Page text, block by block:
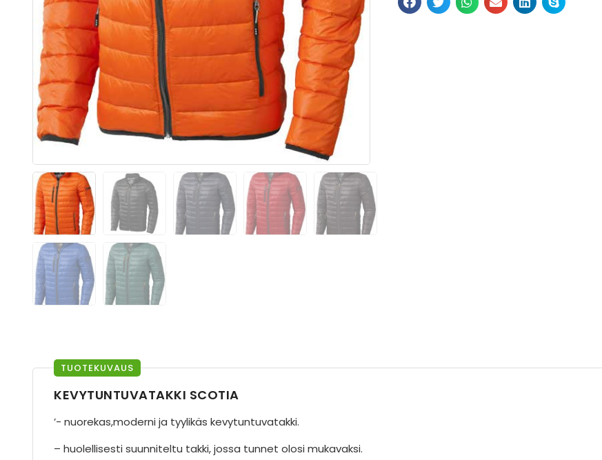
TUOTEKUVAUS
KEVYTUNTUVATAKKI SCOTIA
’- nuorekas,moderni ja tyylikäs kevytuntuvatakki.
– huolellisesti suunniteltu takki, jossa tunnet olosi mukavaksi.